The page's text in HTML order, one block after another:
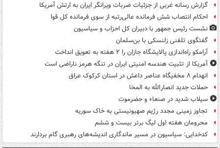
گزارش رسانه غربی از جزئیات ضربات ویرانگر ایران به ارتش آمریکا
احکام انتصاب شش فرمانده عالی‌رتبه از سوی فرمانده کل قوا
نشست رئیس جمهور با دبیران کل احزاب و سیاسیون
گفتگوی تلفنی زلنسکی با بن‌سلمان
آرامکو راه‌اندازی پالایشگاه جازان را ۲ هفته به تعویق انداخت
آمریکا از تثبیت هندسه امنیتی ایران در تنگه هرمز ناراضی است
انهدام ۸ مخفیگاه عناصر داعش در استان کرکوک عراق
حملات جدید انصارالله به المخا
سیلاب شدید در صنعاء و حضرموت
تجاوز زمینی مجدد رژیم صهیونیستی به خاک سوریه
محرومان هفته اول لیگ برتر بیست و ششم
کدخدایی: سیاسیون در مسیر ماندگاری اندیشه‌های رهبری گام بردارند